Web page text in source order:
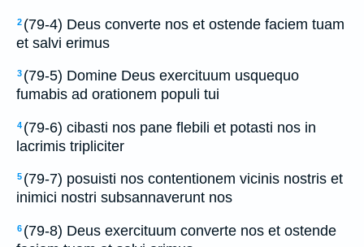
2 (79-4) Deus converte nos et ostende faciem tuam
et salvi erimus
3 (79-5) Domine Deus exercituum usquequo
fumabis ad orationem populi tui
4 (79-6) cibasti nos pane flebili et potasti nos in
lacrimis tripliciter
5 (79-7) posuisti nos contentionem vicinis nostris et
inimici nostri subsannaverunt nos
6 (79-8) Deus exercituum converte nos et ostende